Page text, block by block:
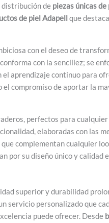
distribución de piezas únicas de
de piel Adapellque
con el deseo de
con la sencillez; se
el aprendizaje continuo para
compromiso de aportar la
perfectos para cualquier
elaboradas con las
complementan cualquier
por su diseño único y calidad
superior y durabilidad
servicio personalizado que
puede ofrecer. Desde